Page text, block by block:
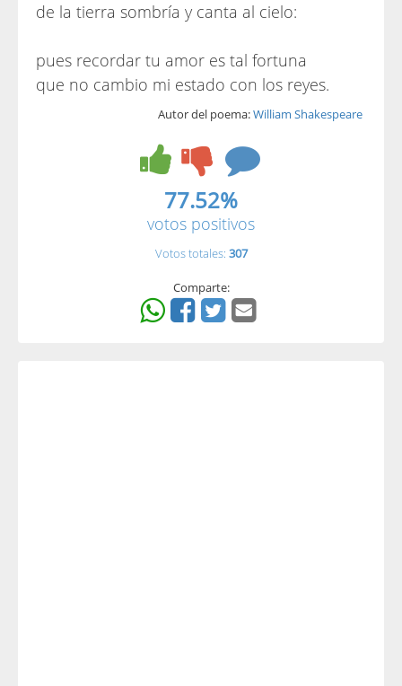
de la tierra sombría y canta al cielo:
pues recordar tu amor es tal fortuna
que no cambio mi estado con los reyes.
Autor del poema:William Shakespeare
77.52%
votos positivos
Votos totales: 307
Comparte: